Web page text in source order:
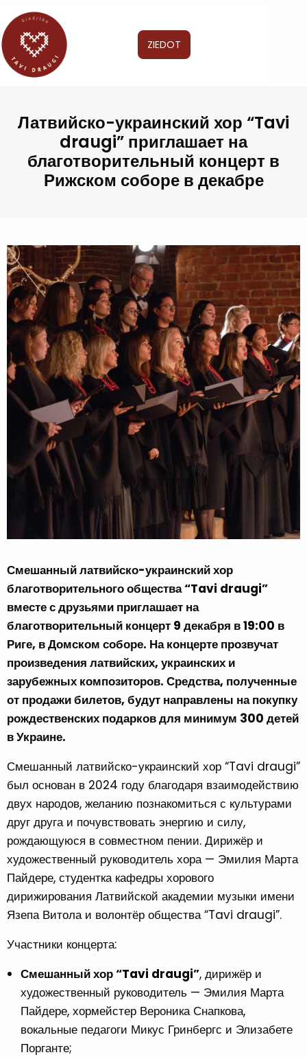
ZIEDOT
Латвийско-украинский хор “Tavi
draugi” приглашает на
благотворительный концерт в
Рижском соборе в декабре
Смешанный латвийско-украинский хор
благотворительного общества “Tavi draugi”
вместе с друзьями приглашает на
благотворительный концерт 9 декабря в 19:00 в
Риге, в Домском соборе. На концерте прозвучат
произведения латвийских, украинских и
зарубежных композиторов. Средства, полученные
от продажи билетов, будут направлены на покупку
рождественских подарков для минимум 300 детей
в Украине.
Смешанный латвийско-украинский хор “Tavi draugi”
был основан в 2024 году благодаря взаимодействию
двух народов, желанию познакомиться с культурами
друг друга и почувствовать энергию и силу,
рождающуюся в совместном пении. Дирижёр и
художественный руководитель хора — Эмилия Марта
Пайдере, студентка кафедры хорового
дирижирования Латвийской академии музыки имени
Язепа Витола и волонтёр общества “Tavi draugi”.
Участники концерта:
Смешанный хор “Tavi draugi”, дирижёр и
художественный руководитель — Эмилия Марта
Пайдере, хормейстер Вероника Снапкова,
вокальные педагоги Микус Гринбергс и Элизабете
Порганте;